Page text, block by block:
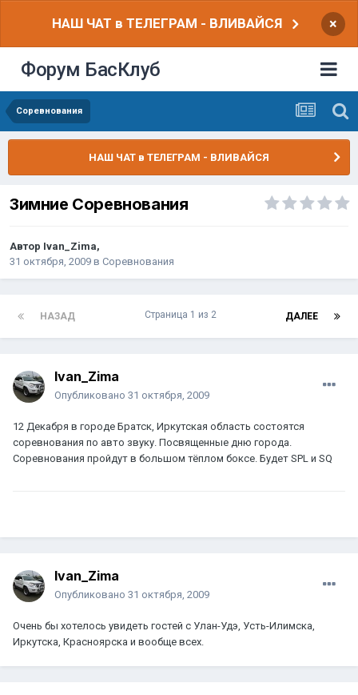
НАШ ЧАТ в ТЕЛЕГРАМ - ВЛИВАЙСЯ ×
Форум БасКлуб
Соревнования
НАШ ЧАТ в ТЕЛЕГРАМ - ВЛИВАЙСЯ
Зимние Соревнования
Автор Ivan_Zima,
31 октября, 2009 в Соревнования
НАЗАД ДАЛЕЕ
Страница 1 из 2
Ivan_Zima
Опубликовано 31 октября, 2009
12 Декабря в городе Братск, Иркутская область состоятся
соревнования по авто звуку. Посвященные дню города.
Соревнования пройдут в большом тёплом боксе. Будет SPL и SQ
Ivan_Zima
Опубликовано 31 октября, 2009
Очень бы хотелось увидеть гостей с Улан-Удэ, Усть-Илимска,
Иркутска, Красноярска и вообще всех.